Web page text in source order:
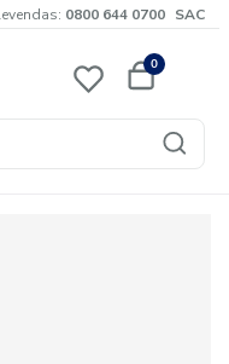
0800 644 0700 SAC
0